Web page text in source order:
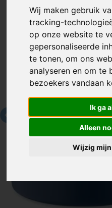
Wij maken gebruik
tracking-
op onze website te
gepersonaliseerde
te tonen, om ons
analyseren en om te
bezoekers vandaan
Ik ga
Alleen
Wijzig